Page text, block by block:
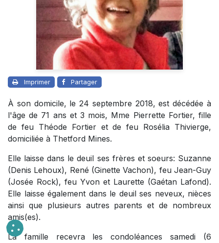
Imprimer Partager
À son domicile, le 24 septembre 2018, est décédée à
l'âge de 71 ans et 3 mois, Mme Pierrette Fortier, fille
de feu Théode Fortier et de feu Rosélia Thivierge,
domiciliée à Thetford Mines.
Elle laisse dans le deuil ses frères et soeurs: Suzanne
(Denis Lehoux), René (Ginette Vachon), feu Jean-Guy
(Josée Rock), feu Yvon et Laurette (Gaétan Lafond).
Elle laisse également dans le deuil ses neveux, nièces
ainsi que plusieurs autres parents et de nombreux
amis(es).
La famille recevra les condoléances samedi (6